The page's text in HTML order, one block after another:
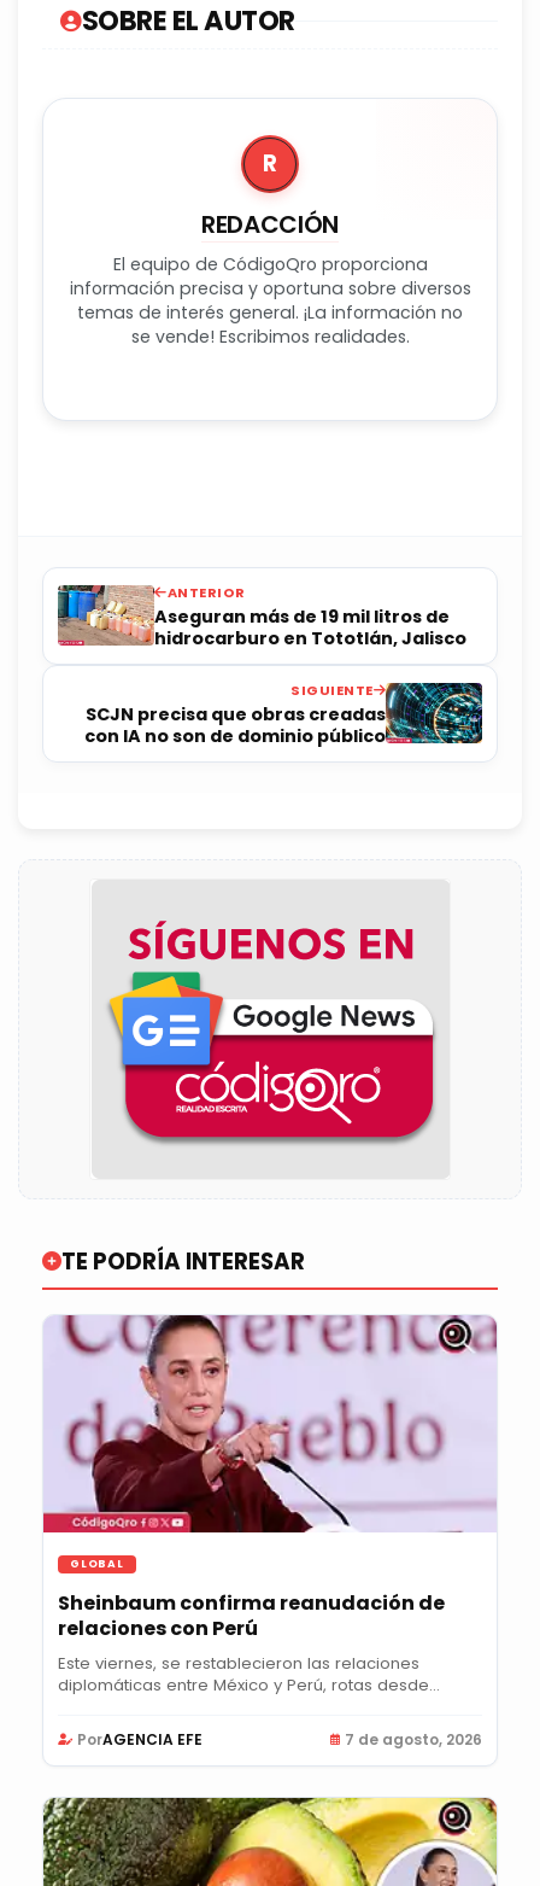
SOBRE EL AUTOR
R
REDACCIÓN
El equipo de CódigoQro proporciona
información precisa y oportuna sobre diversos
temas de interés general. ¡La información no
se vende! Escribimos realidades.
ANTERIOR
Aseguran más de 19 mil litros de
hidrocarburo en Tototlán, Jalisco
SIGUIENTE
SCJN precisa que obras creadas
con IA no son de dominio público
TE PODRÍA INTERESAR
GLOBAL
Sheinbaum confirma reanudación de
relaciones con Perú
Este viernes, se restablecieron las relaciones
diplomáticas entre México y Perú, rotas desde...
PorAGENCIA EFE 7 de agosto, 2026